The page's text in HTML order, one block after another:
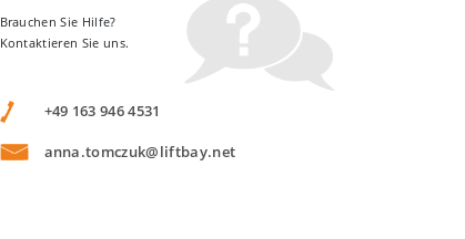
Brauchen Sie Hilfe?
Kontaktieren Sie uns.
+49 163 946 4531
anna.tomczuk@liftbay.net